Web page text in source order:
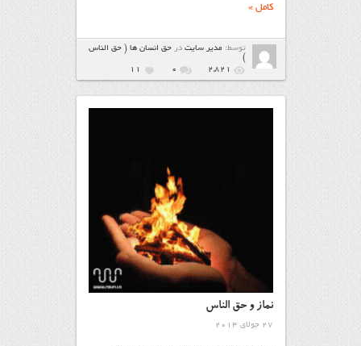
کامل »
توسط: مدیر سایتدرحق انسان ها ( حق الناس
)
2,821
۰ 11
نماز و حق الناس
27 جولای 2014